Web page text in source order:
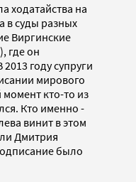
ходатайства на
в суды разных
Виргинские
где он
году супруги
мирового
кто-то из
Кто именно -
винит в этом
Дмитрия
было